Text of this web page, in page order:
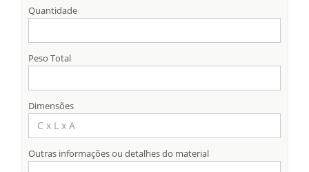
Quantidade
Peso Total
Dimensões
Outras informações ou detalhes do material